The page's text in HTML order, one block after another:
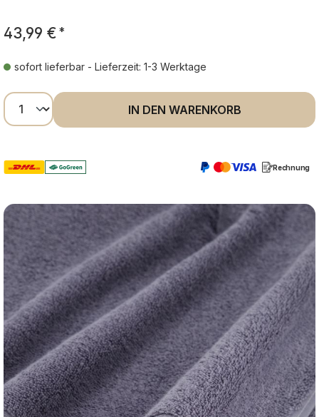
43,99 € *
sofort lieferbar - Lieferzeit: 1-3 Werktage
Produkt Anzahl: Gib den gewünschten
IN DEN WARENKORB
Rechnung